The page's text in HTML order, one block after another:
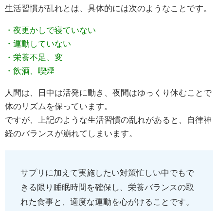
生活習慣が乱れとは、具体的には次のようなことです。
・夜更かしで寝ていない
・運動していない
・栄養不足、変
・飲酒、喫煙
人間は、日中は活発に動き、夜間はゆっくり休むことで
体のリズムを保っています。
ですが、上記のような生活習慣の乱れがあると、自律神
経のバランスが崩れてしまいます。
サプリに加えて実施したい対策忙しい中でもで
きる限り睡眠時間を確保し、栄養バランスの取
れた食事と、適度な運動を心がけることです。